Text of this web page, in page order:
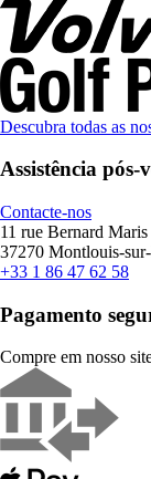
Descubra todas as
Assistência
Contacte-nos
11 rue Bernard Maris
37270 Montlouis-
+33 1 86 47 62 58
Pagamento
Compre em nosso